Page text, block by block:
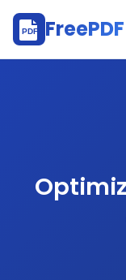
PDF FreePDF